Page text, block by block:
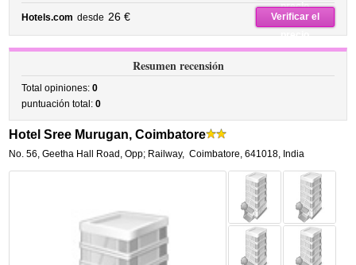
precio
Hotels.com desde 26 €
Verificar el
precio
Resumen recensión
Total opiniones:0
puntuación total:0
Hotel Sree Murugan, Coimbatore
No. 56, Geetha Hall Road, Opp; Railway, Coimbatore,641018, India